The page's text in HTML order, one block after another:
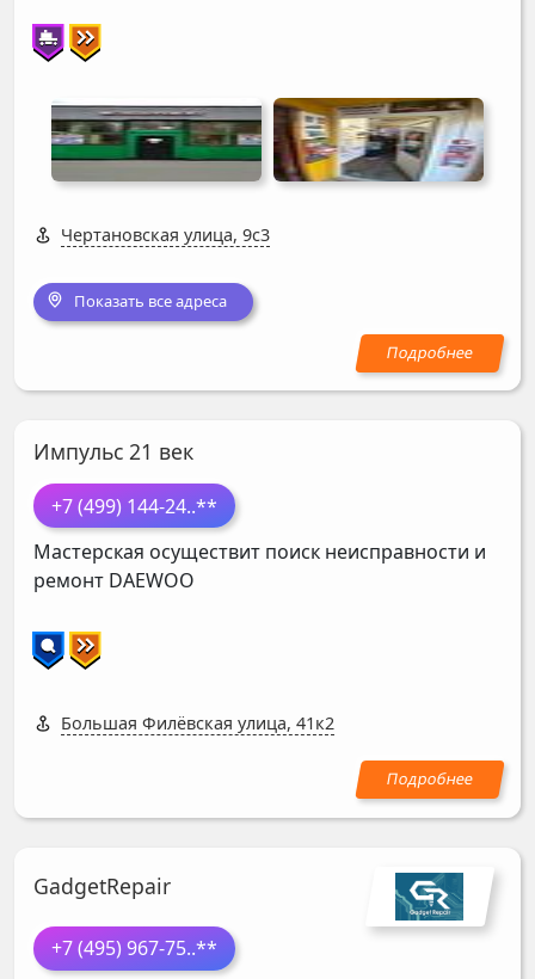
Чертановская улица, 9с3
Показать все адреса
Импульс 21 век
+7 (499) 144-24..**
Мастерская осуществит поиск неисправности и
ремонт DAEWOO
Большая Филёвская улица, 41к2
GadgetRepair
+7 (495) 967-75..**